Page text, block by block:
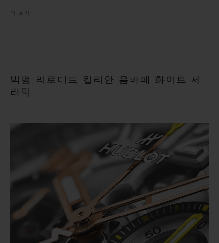
18K 킹 골드 소재로 제작한 워치는 두려움 없이, 결
라는 메시지를 전합니다. 음바페는 천재 소년에서
로 폭넓은 세대를 사로잡았습니다. 2016년 프로 데
뷔 골 이후 10년, 끊임없이 속도를 높여온 그는
2026년 클럽과 UEFA 챔피언스리그에서 기록을
세우며, 자신의 레거시를 다음 단계로 확장합니다.
더 보기
빅뱅 리로디드 킬리안 음바페 화이트 세
라믹